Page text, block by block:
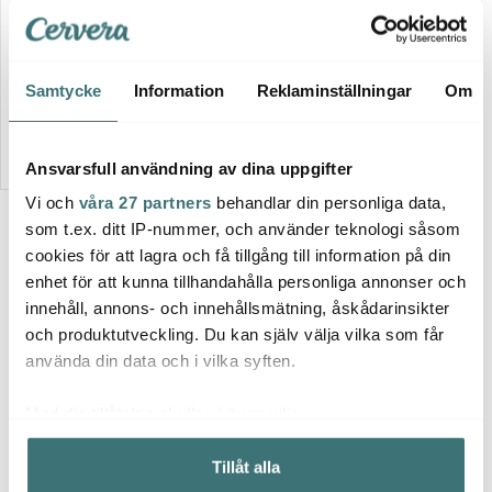
Samtycke Information Reklaminställningar Om
Ansvarsfull användning av dina uppgifter
Vi och våra 27 partners behandlar din personliga data,
som t.ex. ditt IP-nummer, och använder teknologi såsom
cookies för att lagra och få tillgång till information på din
enhet för att kunna tillhandahålla personliga annonser och
innehåll, annons- och innehållsmätning, åskådarinsikter
och produktutveckling. Du kan själv välja vilka som får
använda din data och i vilka syften.
Samla in information om din geografiska plats som
kan ha en noggrannhet på upp till flera meter
Tillåt alla
Cult Design
Orient Skål 60 cl Asfalt
219 kr
Fler värmande soppor